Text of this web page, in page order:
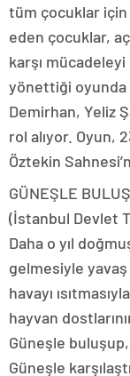
tüm çocuklar
eden çocuklar,
karşı mücadeleyi
yönettiği oyunda
Demirhan, Yeliz
rol alıyor. Oyun,
Öztekin
GÜNEŞLE
(İstanbul Devlet
Daha o yıl
gelmesiyle
havayı
hayvan
Güneşle
Güneşle